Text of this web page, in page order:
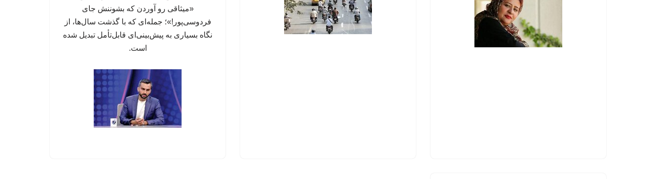
«میثاقی رو آوردن که بشوننش جای
فردوسی‌پور!»؛ جمله‌ای که با گذشت سال‌ها، از
نگاه بسیاری به پیش‌بینی‌ای قابل‌تأمل تبدیل شده
است.